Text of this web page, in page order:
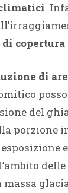
.
copertura
di
del
porzione